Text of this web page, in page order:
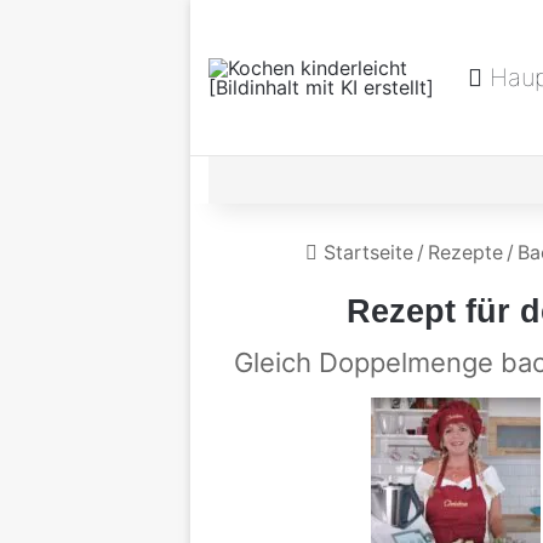
Startseite / Rezepte /
Rezept für
Gleich Doppelmenge